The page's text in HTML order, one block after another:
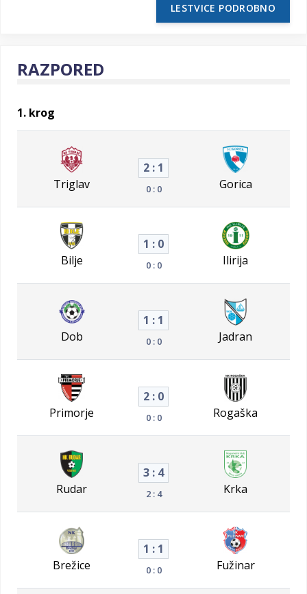
LESTVICE PODROBNO
RAZPORED
1. krog
Triglav
2 : 1
0 : 0 Gorica
Bilje
1 : 0
0 : 0 Ilirija
Dob
1 : 1
0 : 0 Jadran
Primorje
2 : 0
0 : 0 Rogaška
Rudar
3 : 4
2 : 4 Krka
Brežice
1 : 1
0 : 0 Fužinar